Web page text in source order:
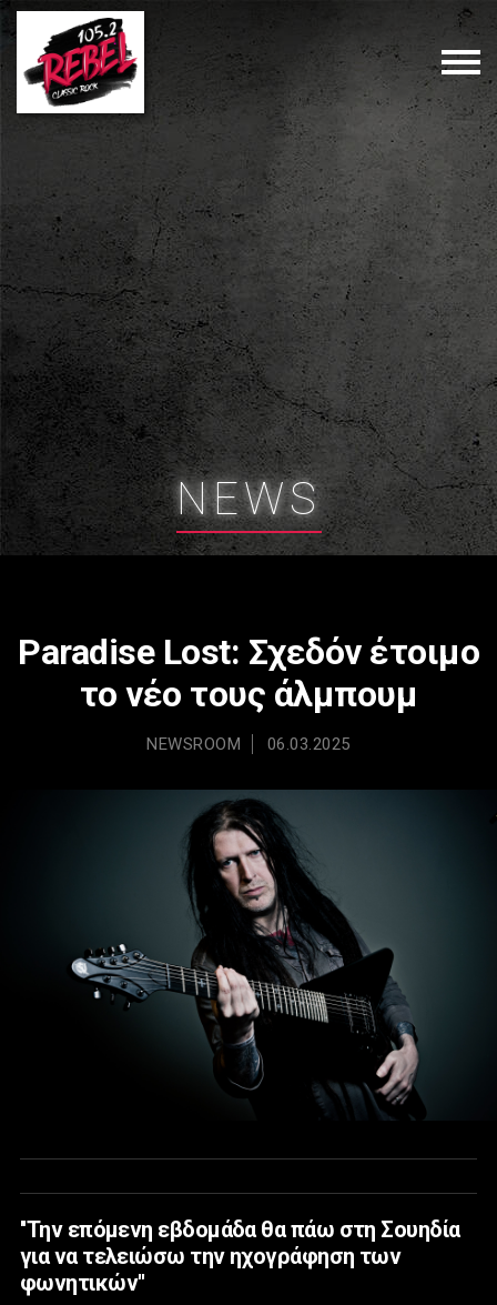
NEWS
Paradise Lost: Σχεδόν έτοιμο
το νέο τους άλμπουμ
NEWSROOM 06.03.2025
''Την επόμενη εβδομάδα θα πάω στη Σουηδία
για να τελειώσω την ηχογράφηση των
φωνητικών''